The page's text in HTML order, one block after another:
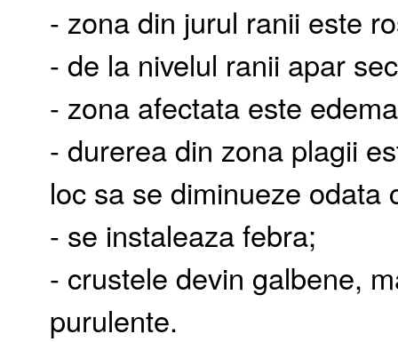
- zona din jurul ranii este
- de la nivelul ranii apar
- zona afectata este
- durerea din zona plagii
loc sa se diminueze odata
- se instaleaza febra;
- crustele devin galbene,
purulente.